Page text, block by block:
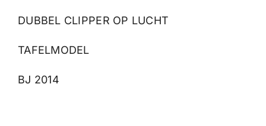
DUBBEL CLIPPER OP LUCHT
TAFELMODEL
BJ 2014